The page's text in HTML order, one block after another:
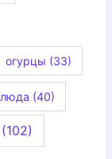
огурцы (33)
(40)
(102)